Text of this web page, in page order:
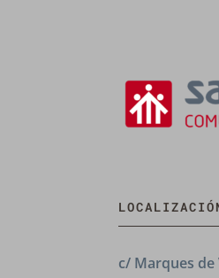
c/ Marques de